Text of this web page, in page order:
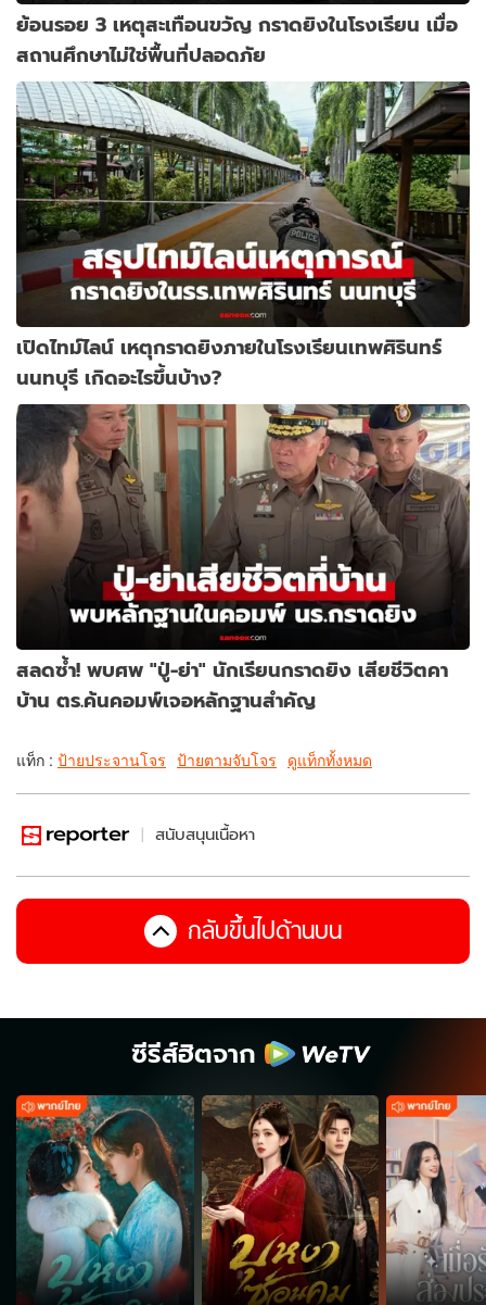
ย้อนรอย 3 เหตุสะเทือนขวัญ กราดยิงในโรงเรียน เมื่อ
สถานศึกษาไม่ใช่พื้นที่ปลอดภัย
เปิดไทม์ไลน์ เหตุกราดยิงภายในโรงเรียนเทพศิรินทร์
นนทบุรี เกิดอะไรขึ้นบ้าง?
สลดซ้ำ! พบศพ "ปู่-ย่า" นักเรียนกราดยิง เสียชีวิตคา
บ้าน ตร.ค้นคอมพ์เจอหลักฐานสำคัญ
แท็ก : ป้ายประจานโจร ป้ายตามจับโจร ดูแท็กทั้งหมด
สนับสนุนเนื้อหา
กลับขึ้นไปด้านบน
ซีรีส์ฮิตจาก